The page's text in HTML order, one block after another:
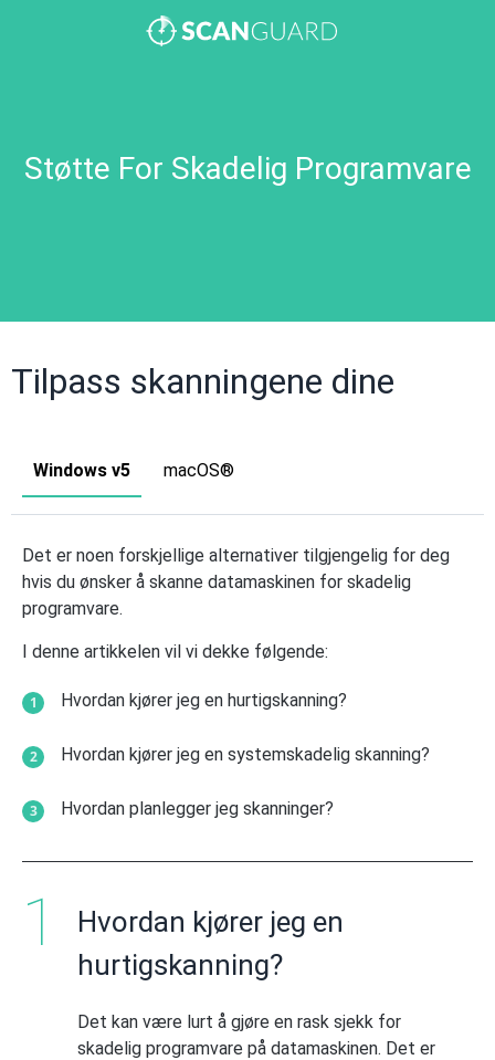
Støtte For Skadelig Programvare
Tilpass skanningene dine
Windows v5 macOS®
Det er noen forskjellige alternativer tilgjengelig for deg
hvis du ønsker å skanne datamaskinen for skadelig
programvare.
I denne artikkelen vil vi dekke følgende:
Hvordan kjører jeg en hurtigskanning?
Hvordan kjører jeg en systemskadelig skanning?
Hvordan planlegger jeg skanninger?
Hvordan kjører jeg en
hurtigskanning?
Det kan være lurt å gjøre en rask sjekk for
skadelig programvare på datamaskinen. Det er